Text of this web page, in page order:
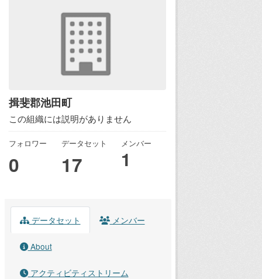
揖斐郡池田町
この組織には説明がありません
フォロワー
0
データセット
17
メンバー
1
データセット メンバー
About
アクティビティストリーム